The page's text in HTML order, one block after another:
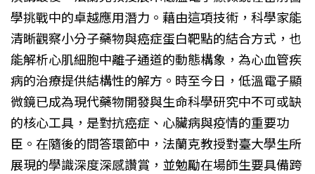
學挑戰中的卓越應用潛力。藉由這項技術，科學家能
清晰觀察小分子藥物與癌症蛋白靶點的結合方式，也
能解析心肌細胞中離子通道的動態構象，為心血管疾
病的治療提供結構性的解方。時至今日，低溫電子顯
微鏡已成為現代藥物開發與生命科學研究中不可或缺
的核心工具，是對抗癌症、心臟病與疫情的重要功
臣。在隨後的問答環節中，法蘭克教授對臺大學生所
展現的學識深度深感讚賞，並勉勵在場師生要具備跨